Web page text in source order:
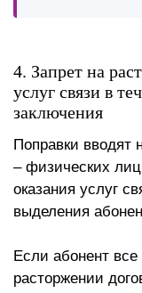
4. Запрет на
услуг связи в
заключения
Поправки вводят
– физических
оказания услуг
выделения
Если абонент
расторжении